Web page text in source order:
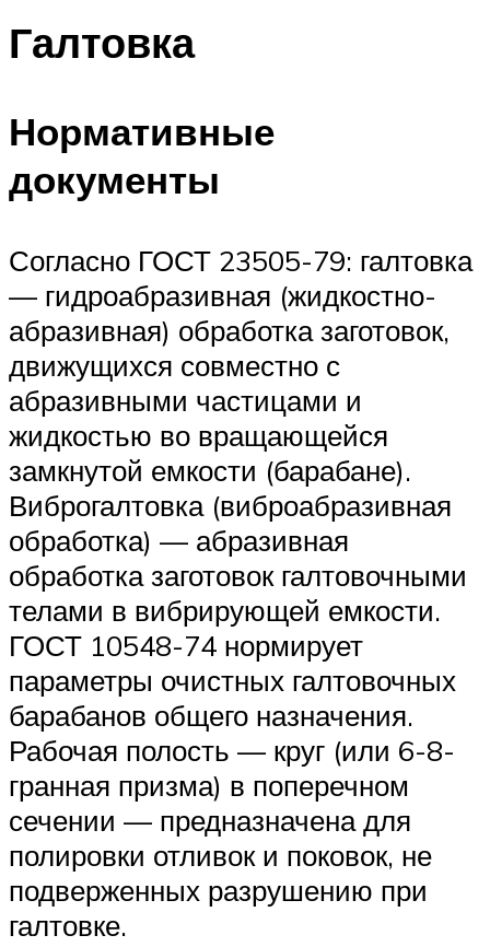
Галтовка
Нормативные
документы
Согласно ГОСТ 23505-79: галтовка
— гидроабразивная (жидкостно-
абразивная) обработка заготовок,
движущихся совместно с
абразивными частицами и
жидкостью во вращающейся
замкнутой емкости (барабане).
Виброгалтовка (виброабразивная
обработка) — абразивная
обработка заготовок галтовочными
телами в вибрирующей емкости.
ГОСТ 10548-74 нормирует
параметры очистных галтовочных
барабанов общего назначения.
Рабочая полость — круг (или 6-8-
гранная призма) в поперечном
сечении — предназначена для
полировки отливок и поковок, не
подверженных разрушению при
галтовке.